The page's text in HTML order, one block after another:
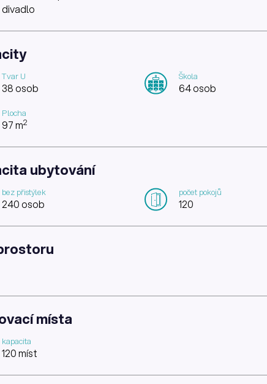
divadlo
Tvar U
38 osob
Škola
64 osob
Plocha
97 m2
ubytování
bez přistýlek
240 osob
počet pokojů
120
místa
kapacita
120 míst